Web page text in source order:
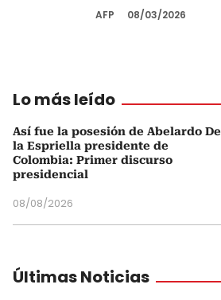
AFP 08/03/2026
Lo más leído
Así fue la posesión de Abelardo De
la Espriella presidente de
Colombia: Primer discurso
presidencial
08/08/2026
Últimas Noticias